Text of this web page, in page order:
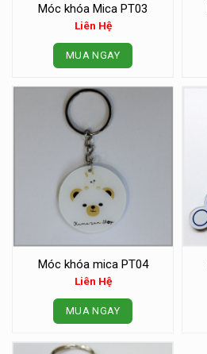
Móc khóa Mica PT03
Liên Hệ
MUA NGAY
Móc khóa mica PT04
Liên Hệ
MUA NGAY